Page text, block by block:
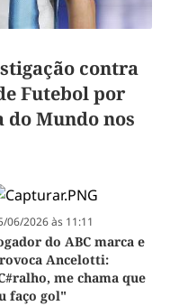
contra
Futebol por
do Mundo nos
06/2026 às 11:11
do ABC marca e
Ancelotti:
me chama que
faço gol"